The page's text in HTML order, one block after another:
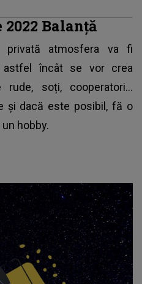
Balanță
atmosfera va fi
astfel încât se vor crea
soți, cooperatori...
și dacă este posibil, fă o
hobby.